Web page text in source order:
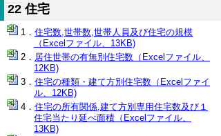
22 住宅
住宅数,世帯数,世帯人員及び住宅の規模
（Excelファイル、13KB)
居住世帯の有無別住宅数（Excelファイル、
12KB)
住宅の種類・建て方別住宅数（Excelファイ
ル、12KB)
住宅の所有関係,建て方別専用住宅数及び１
住宅当たり延べ面積（Excelファイル、
13KB)